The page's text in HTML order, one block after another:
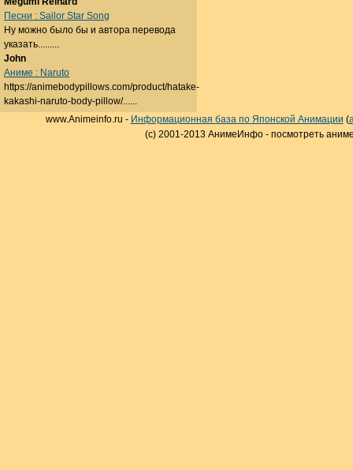
Песни : Sailor Star Song
Ну можно было бы и автора перевода
указать.........
John
Аниме : Naruto
https://animebodypillows.com/product/hatake-
kakashi-naruto-body-pillow/......
www.Animeinfo.ru - Информационная база по Японской Анимации (
(c) 2001-2013 АнимеИнфо - посмотреть